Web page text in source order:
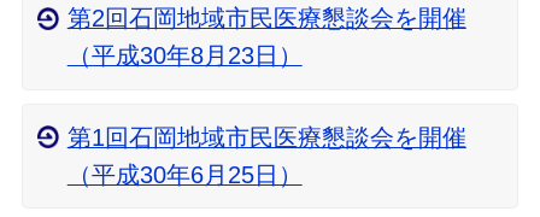
第2回石岡地域市民医療懇談会を開催
（平成30年8月23日）
第1回石岡地域市民医療懇談会を開催
（平成30年6月25日）